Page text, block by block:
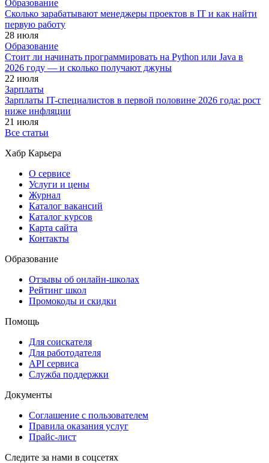
Образование
Сколько зарабатывают менеджеры проектов в IT и как найти
первую работу
28 июля
Образование
Стоит ли начинать программировать на Python или Java в
2026 году — и сколько получают джуны
22 июля
Зарплаты
Зарплаты IT-специалистов в первой половине 2026 года: рост
ниже инфляции
21 июля
Все статьи
Хабр Карьера
О сервисе
Услуги и цены
Журнал
Каталог вакансий
Каталог курсов
Карта сайта
Контакты
Образование
Отзывы об онлайн-школах
Рейтинг школ
Промокоды и скидки
Помощь
Для соискателя
Для работодателя
API сервиса
Служба поддержки
Документы
Соглашение с пользователем
Правила оказания услуг
Прайс-лист
Следите за нами в соцсетях